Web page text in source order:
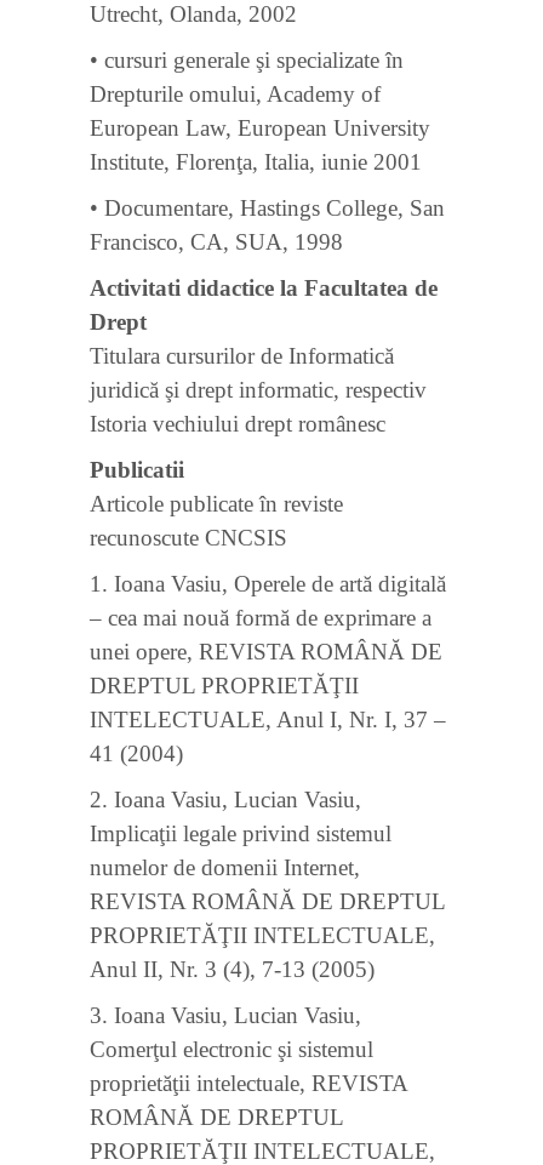
Utrecht, Olanda, 2002
• cursuri generale şi specializate în
Drepturile omului, Academy of
European Law, European University
Institute, Florenţa, Italia, iunie 2001
• Documentare, Hastings College, San
Francisco, CA, SUA, 1998
Activitati didactice la Facultatea de
Drept
Titulara cursurilor de Informatică
juridică şi drept informatic, respectiv
Istoria vechiului drept românesc
Publicatii
Articole publicate în reviste
recunoscute CNCSIS
1. Ioana Vasiu, Operele de artă digitală
– cea mai nouă formă de exprimare a
unei opere, REVISTA ROMÂNĂ DE
DREPTUL PROPRIETĂŢII
INTELECTUALE, Anul I, Nr. I, 37 –
41 (2004)
2. Ioana Vasiu, Lucian Vasiu,
Implicaţii legale privind sistemul
numelor de domenii Internet,
REVISTA ROMÂNĂ DE DREPTUL
PROPRIETĂŢII INTELECTUALE,
Anul II, Nr. 3 (4), 7-13 (2005)
3. Ioana Vasiu, Lucian Vasiu,
Comerţul electronic şi sistemul
proprietăţii intelectuale, REVISTA
ROMÂNĂ DE DREPTUL
PROPRIETĂŢII INTELECTUALE,